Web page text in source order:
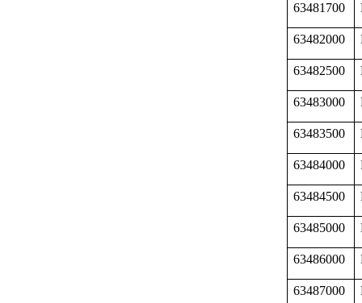
63481700
63482000
63482500
63483000
63483500
63484000
63484500
63485000
63486000
63487000